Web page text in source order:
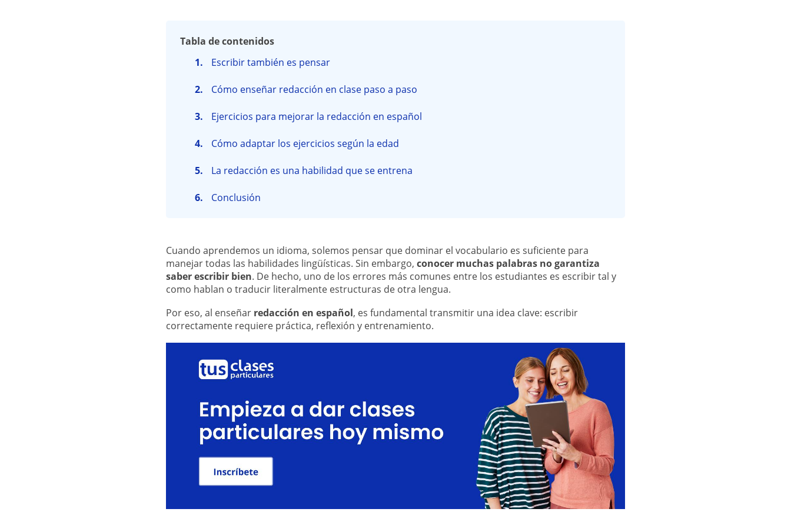
Tabla de contenidos
Escribir también es pensar
Cómo enseñar redacción en clase paso a paso
Ejercicios para mejorar la redacción en español
Cómo adaptar los ejercicios según la edad
La redacción es una habilidad que se entrena
Conclusión
Cuando aprendemos un idioma, solemos pensar que dominar el vocabulario es suficiente para
manejar todas las habilidades lingüísticas. Sin embargo, conocer muchas palabras no garantiza
saber escribir bien. De hecho, uno de los errores más comunes entre los estudiantes es escribir tal y
como hablan o traducir literalmente estructuras de otra lengua.
Por eso, al enseñar redacción en español, es fundamental transmitir una idea clave: escribir
correctamente requiere práctica, reflexión y entrenamiento.